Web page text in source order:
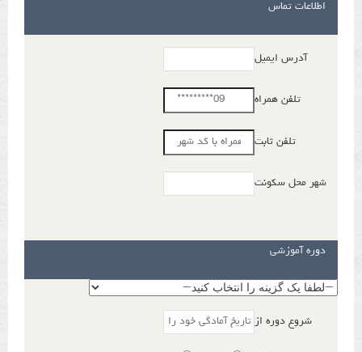
اطلاعات تماس
آدرس ایمیل
تلفن همراه
تلفن ثابت
شهر محل سکونت
دوره آموزشی
شروع دوره از